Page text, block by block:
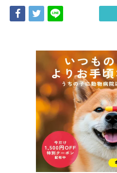
Share Tweet